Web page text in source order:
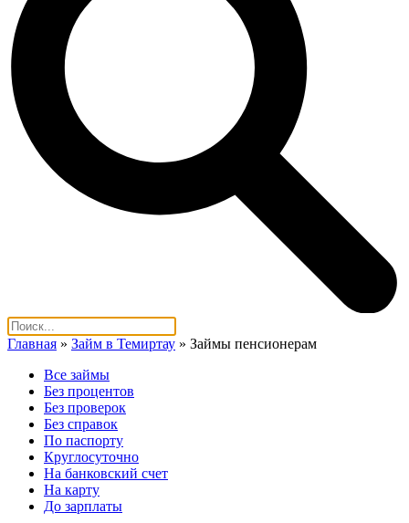
Главная » Займ в Темиртау » Займы пенсионерам
Все займы
Без процентов
Без проверок
Без справок
По паспорту
Круглосуточно
На банковский счет
На карту
До зарплаты